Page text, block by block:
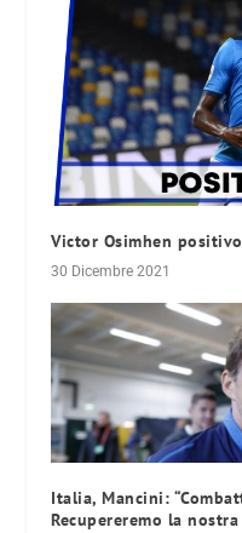
Victor Osimhen
30 Dicembre 2021
Italia, Mancini:
Recupereremo la